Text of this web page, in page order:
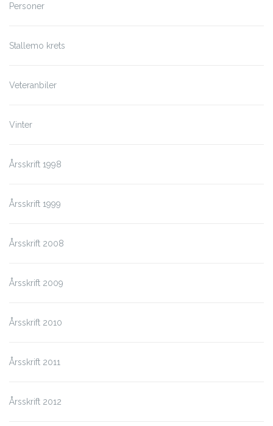
Personer
Stallemo krets
Veteranbiler
Vinter
Årsskrift 1998
Årsskrift 1999
Årsskrift 2008
Årsskrift 2009
Årsskrift 2010
Årsskrift 2011
Årsskrift 2012